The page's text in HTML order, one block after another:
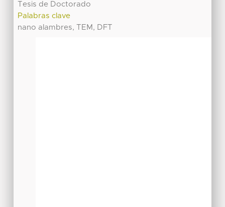
Tesis de Doctorado
Palabras clave
nano alambres, TEM, DFT